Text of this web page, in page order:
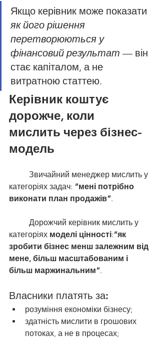
Якщо керівник може показати
як його рішення
перетворюються у
фінансовий результат — він
стає капіталом, а не
витратною статтею.
Керівник коштує
дорожче, коли
мислить через бізнес-
модель
категоріях задач: “мені потрібно
виконати план продажів”.
категоріях моделі цінності:“як
зробити бізнес менш залежним від
мене, більш масштабованим і
більш маржинальним”.
Власники платять за:
розуміння економіки бізнесу;
здатність мислити в грошових
потоках, а не в процесах;